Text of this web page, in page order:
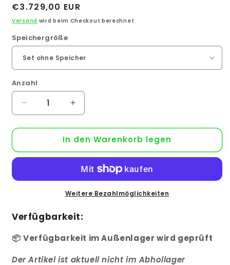
Normaler
Preis
€3.729,00 EUR
Versand wird beim Checkout berechnet
Speichergröße
Anzahl
Anzahl
Verringere
die
Menge
8
Anlage
440Wp
Black
Frame
Erhöhe
die
Menge
für
8
PV-
Anlage
19x
440Wp
Frame
In den Warenkorb legen
Weitere Bezahlmöglichkeiten
Verfügbarkeit:
📦Verfügbarkeit im Außenlager wird geprüft
Der Artikel ist aktuell nicht im Abhollager